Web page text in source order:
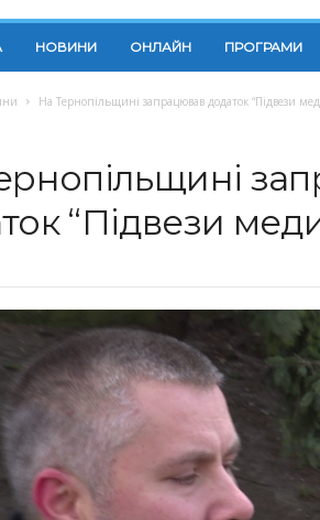
НОВИНИ ОНЛАЙН ПРОГРАМИ
На Тернопільщині запрацював додаток “Підвези
“Підвези